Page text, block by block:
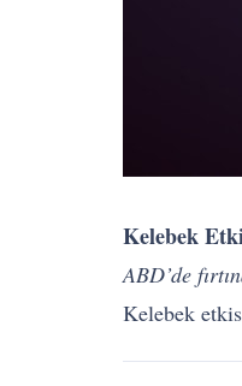
Kelebek
ABD’de
Kelebek